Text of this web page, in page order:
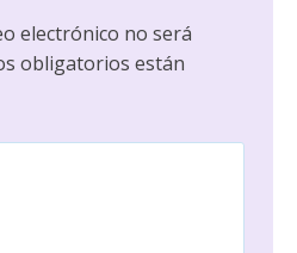
electrónico no será
obligatorios están